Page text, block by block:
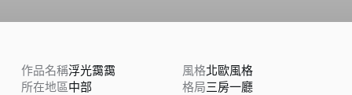
作品名稱浮光靄靄
所在地區中部
風格北歐風格
格局三房一廳